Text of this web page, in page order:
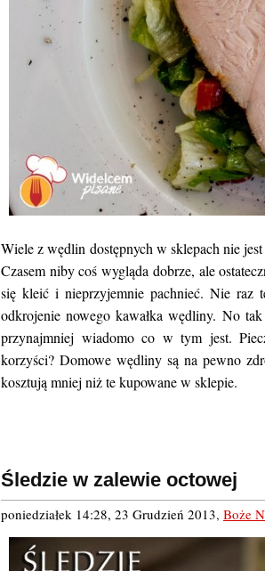
Wiele z wędlin dostępnych w sklepach nie
Czasem niby coś wygląda dobrze, ale
się kleić i nieprzyjemnie pachnieć. Nie raz
odkrojenie nowego kawałka wędliny. No
przynajmniej wiadomo co w tym jest.
korzyści? Domowe wędliny są na pewno
kosztują mniej niż te kupowane w sklepie.
Śledzie w zalewie octowej
poniedziałek 14:28, 23 Grudzień 2013, Boże